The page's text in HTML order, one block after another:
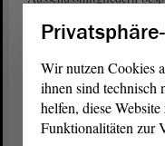
Besonderen an
auch zwei Vertreter des
und Verbraucherschutz
Auskunft zu geben.
Wir nutzen Cookies
ihnen sind technisch
helfen, diese
Funktionalitäten zur